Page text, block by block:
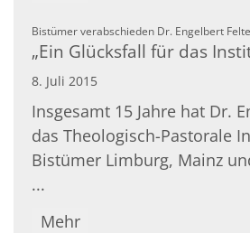
Bistümer verabschieden Dr. Engelbert
„Ein Glücksfall für das
8. Juli 2015
Insgesamt 15 Jahre hat Dr.
das Theologisch-Pastorale
Bistümer Limburg, Mainz
...
Mehr